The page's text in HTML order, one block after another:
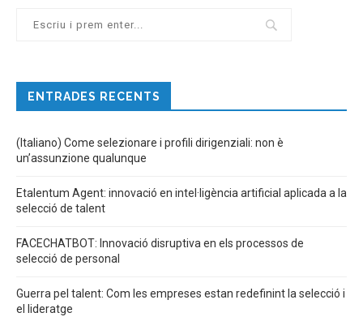
ENTRADES RECENTS
(Italiano) Come selezionare i profili dirigenziali: non è
un’assunzione qualunque
Etalentum Agent: innovació en intel·ligència artificial aplicada a la
selecció de talent
FACECHATBOT: Innovació disruptiva en els processos de
selecció de personal
Guerra pel talent: Com les empreses estan redefinint la selecció i
el lideratge